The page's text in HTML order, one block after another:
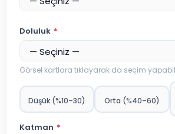
Doluluk *
Görsel kartlara tıklayarak da seçim
Düşük (%10–30) Orta (%40–60)
Katman *